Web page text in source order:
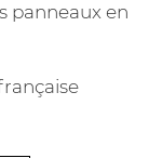
panneaux en